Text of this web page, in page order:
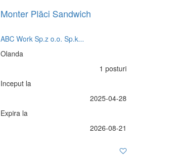
Monter Plăci Sandwich
ABC Work Sp.z o.o. Sp.k...
Olanda
1 posturi
Inceput la
2025-04-28
Expira la
2026-08-21